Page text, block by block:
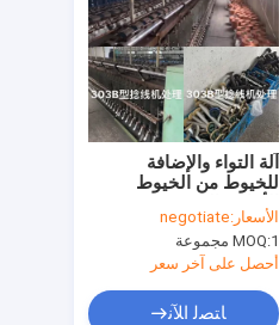
آلة التواء والإضافة
للخيوط من الخيوط
الأحادية المستخدمة
الأسعار:negotiate
MOQ:1 مجموعة
أحصل على آخر سعر
ﺎﺘﺼﻟ ﺍﻶﻧ